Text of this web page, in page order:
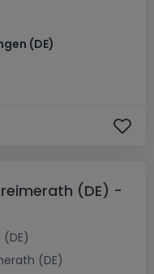
(DE)
(DE) -
(DE)